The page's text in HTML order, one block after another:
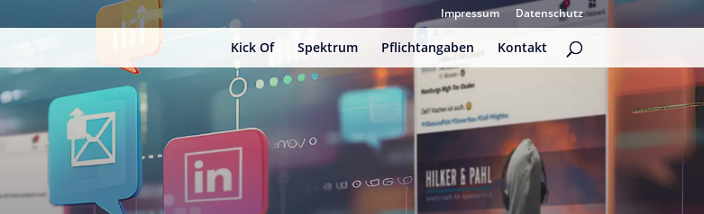
Impressum Datenschutz
Kick Of Spektrum Pflichtangaben Kontakt